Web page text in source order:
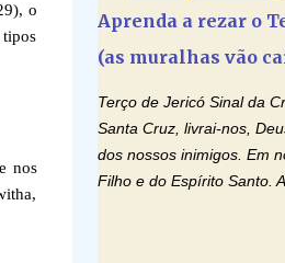
o
tipos
nos
Aprenda a rezar o
(as muralhas vão
Terço de Jericó Sinal da
Santa Cruz, livrai-nos,
dos nossos inimigos. Em
Filho e do Espírito Santo.